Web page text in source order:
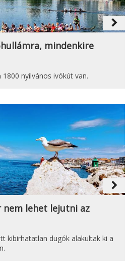
navigate_next
mindenkire
nyilvános ivókút van.
navigate_next
nem lehet lejutni az
kibirhatatlan dugók alakultak ki a